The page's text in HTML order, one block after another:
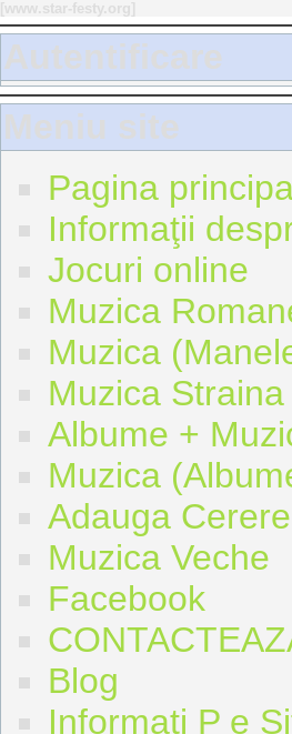
Autentificare
Meniu site
Pagina
Informaţii
Jocuri online
Muzica
Muzica
Muzica Straina
Albume +
Muzica
Adauga
Muzica Veche
Facebook
Blog
Informati P e